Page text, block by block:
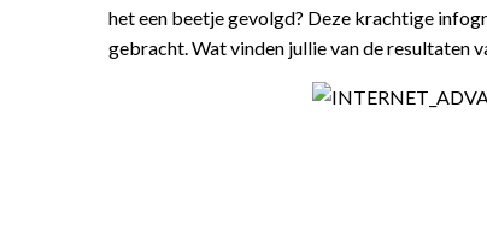
het een beetje gevolgd? Deze krachtige
gebracht. Wat vinden jullie van de resultaten